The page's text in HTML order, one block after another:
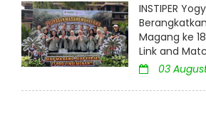
INSTIPER
Magang ke
Link and
03